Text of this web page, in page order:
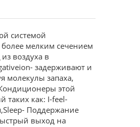
системой
мелким сечением
воздуха в
задерживают и
молекулы запаха,
этой
таких как: I-feel-
Поддержание
выход на